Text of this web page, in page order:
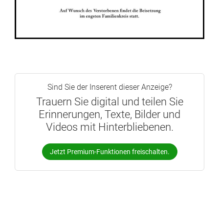
Sind Sie der Inserent dieser Anzeige?
Trauern Sie digital und teilen Sie
Erinnerungen, Texte, Bilder und
Videos mit Hinterbliebenen.
Jetzt Premium-Funktionen freischalten.